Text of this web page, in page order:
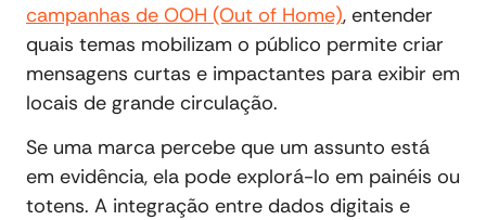
campanhas de OOH (Out of Home), entender
quais temas mobilizam o público permite criar
mensagens curtas e impactantes para exibir em
locais de grande circulação.
Se uma marca percebe que um assunto está
em evidência, ela pode explorá-lo em painéis ou
totens. A integração entre dados digitais e